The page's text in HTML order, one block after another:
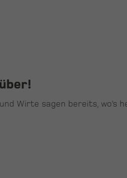
Wirte sagen bereits, wo’s